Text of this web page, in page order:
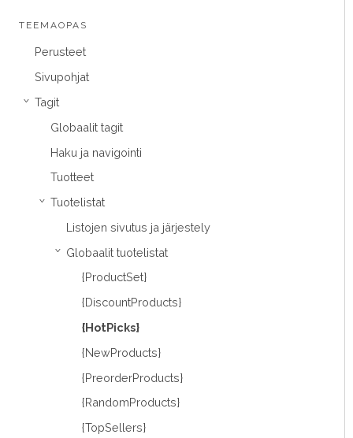
TEEMAOPAS
Perusteet
Sivupohjat
› Tagit
Globaalit tagit
Haku ja navigointi
Tuotteet
› Tuotelistat
Listojen sivutus ja järjestely
›
Globaalit tuotelistat
{ProductSet}
{DiscountProducts}
{HotPicks}
{NewProducts}
{PreorderProducts}
{RandomProducts}
{TopSellers}